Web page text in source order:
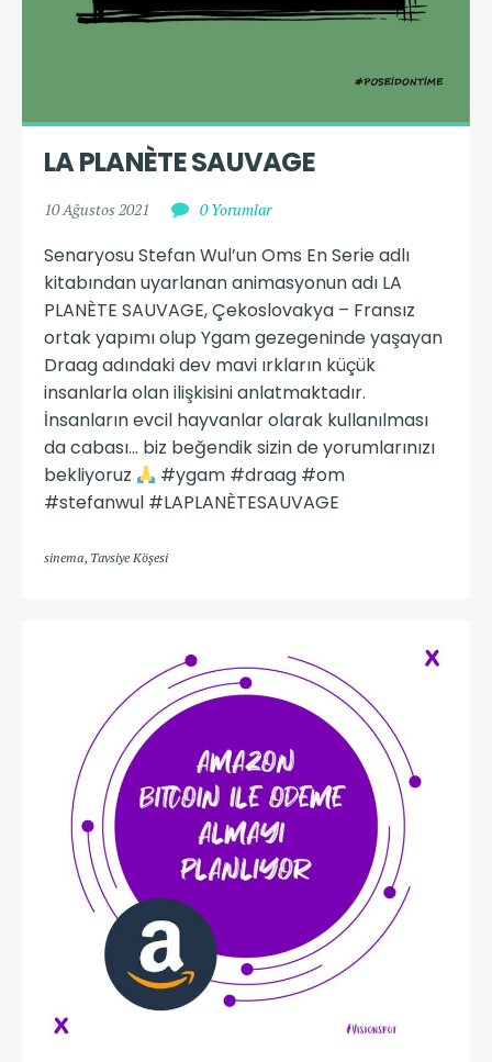
LA PLANÈTE SAUVAGE
10 Ağustos 2021 0 Yorumlar
Senaryosu Stefan Wul’un Oms En Serie adlı
kitabından uyarlanan animasyonun adı LA
PLANÈTE SAUVAGE, Çekoslovakya – Fransız
ortak yapımı olup Ygam gezegeninde yaşayan
Draag adındaki dev mavi ırkların küçük
insanlarla olan ilişkisini anlatmaktadır.
İnsanların evcil hayvanlar olarak kullanılması
da cabası… biz beğendik sizin de yorumlarınızı
bekliyoruz
#ygam #draag #om
#stefanwul #LAPLANÈTESAUVAGE
sinema, Tavsiye Köşesi